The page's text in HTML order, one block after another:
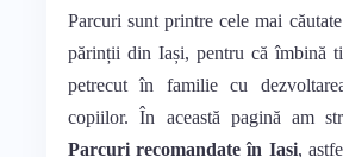
Parcuri sunt printre cele mai
părinții din Iași, pentru că îmbină
petrecut în familie cu
copiilor. În această pagină am
Parcuri recomandate în Iași,